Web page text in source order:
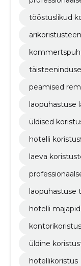
tööstuslikud
peamised
laopuhastuse
üldised
hotelli
laeva
laopuhastuse
hotelli
kontorikoristus
üldine
hotellikoristus